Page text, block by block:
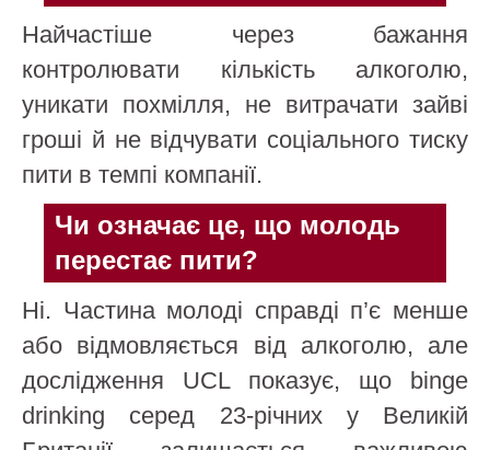
Найчастіше через бажання
контролювати кількість алкоголю,
уникати похмілля, не витрачати зайві
гроші й не відчувати соціального тиску
пити в темпі компанії.
Чи означає це, що молодь
перестає пити?
Ні. Частина молоді справді п’є менше
або відмовляється від алкоголю, але
дослідження UCL показує, що binge
drinking серед 23-річних у Великій